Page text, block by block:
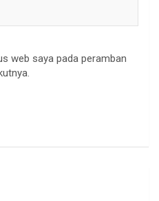
web saya pada peramban